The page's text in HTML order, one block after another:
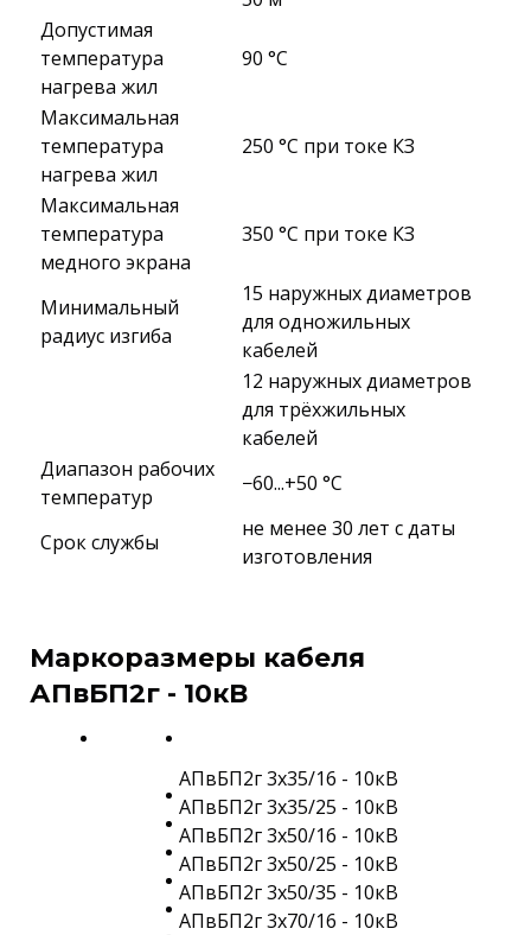
Допустимая
температура
нагрева жил
90 °C
Максимальная
температура
нагрева жил
250 °C при токе КЗ
Максимальная
температура
медного экрана
350 °C при токе КЗ
Минимальный
радиус изгиба
15 наружных диаметров
для одножильных
кабелей
12 наружных диаметров
для трёхжильных
кабелей
Диапазон рабочих
температур
−60...+50 °C
Срок службы
не менее 30 лет с даты
изготовления
Маркоразмеры кабеля
АПвБП2г - 10кВ
АПвБП2г 3х35/16 - 10кВ
АПвБП2г 3х35/25 - 10кВ
АПвБП2г 3х50/16 - 10кВ
АПвБП2г 3х50/25 - 10кВ
АПвБП2г 3х50/35 - 10кВ
АПвБП2г 3х70/16 - 10кВ